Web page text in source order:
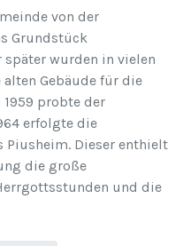
von der
Grundstück
später wurden in vielen
Gebäude für die
probte der
erfolgte die
Piusheim. Dieser enthielt
die große
und die